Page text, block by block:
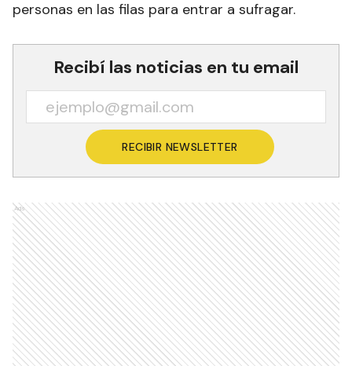
personas en las filas para entrar a sufragar.
Recibí las noticias en tu email
RECIBIR NEWSLETTER
Ads